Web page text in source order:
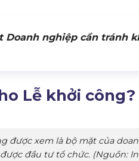
Doanh nghiệp cần tránh
Lễ khởi công?
được xem là bộ mặt của
đầu tư tổ chức. (Nguồn: